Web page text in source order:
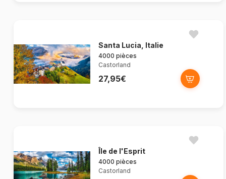
Santa Lucia, Italie
4000 pièces
Castorland
27,95€
Île de l'Esprit
4000 pièces
Castorland